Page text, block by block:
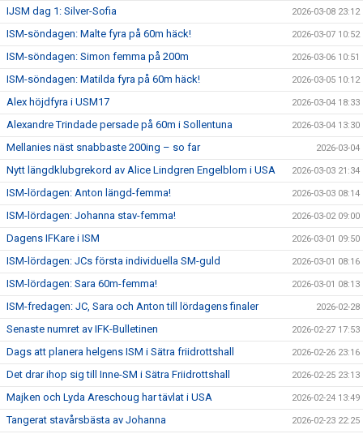
IJSM dag 1: Silver-Sofia 2026-03-08 23:12
ISM-söndagen: Malte fyra på 60m häck! 2026-03-07 10:52
ISM-söndagen: Simon femma på 200m 2026-03-06 10:51
ISM-söndagen: Matilda fyra på 60m häck! 2026-03-05 10:12
Alex höjdfyra i USM17 2026-03-04 18:33
Alexandre Trindade persade på 60m i Sollentuna 2026-03-04 13:30
Mellanies näst snabbaste 200ing – so far 2026-03-04
Nytt längdklubgrekord av Alice Lindgren Engelblom i USA 2026-03-03 21:34
ISM-lördagen: Anton längd-femma! 2026-03-03 08:14
ISM-lördagen: Johanna stav-femma! 2026-03-02 09:00
Dagens IFKare i ISM 2026-03-01 09:50
ISM-lördagen: JCs första individuella SM-guld 2026-03-01 08:16
ISM-lördagen: Sara 60m-femma! 2026-03-01 08:13
ISM-fredagen: JC, Sara och Anton till lördagens finaler 2026-02-28
Senaste numret av IFK-Bulletinen 2026-02-27 17:53
Dags att planera helgens ISM i Sätra friidrottshall 2026-02-26 23:16
Det drar ihop sig till Inne-SM i Sätra Friidrottshall 2026-02-25 23:13
Majken och Lyda Areschoug har tävlat i USA 2026-02-24 13:49
Tangerat stavårsbästa av Johanna 2026-02-23 22:25